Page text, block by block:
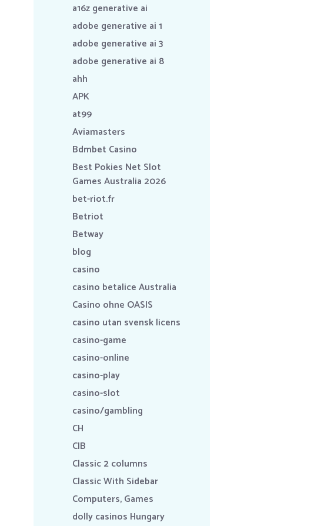
a16z generative ai
adobe generative ai 1
adobe generative ai 3
adobe generative ai 8
ahh
APK
at99
Aviamasters
Bdmbet Casino
Best Pokies Net Slot
Games Australia 2026
bet-riot.fr
Betriot
Betway
blog
casino
casino betalice Australia
Casino ohne OASIS
casino utan svensk licens
casino-game
casino-online
casino-play
casino-slot
casino/gambling
CH
CIB
Classic 2 columns
Classic With Sidebar
Computers, Games
dolly casinos Hungary